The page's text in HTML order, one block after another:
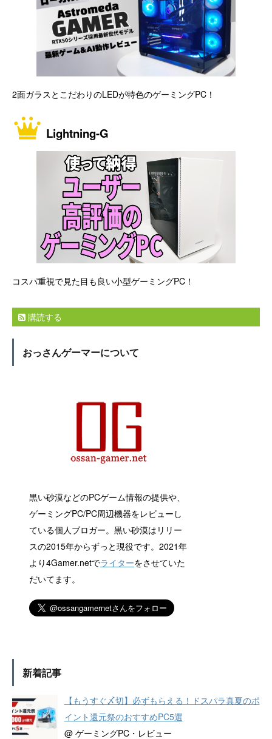
2面ガラスとこだわりのLEDが特色のゲーミングPC！
Lightning-G
コスパ重視で見た目も良い小型ゲーミングPC！
購読する
おっさんゲーマーについて
黒い砂漠などのPCゲーム情報の提供や、
ゲーミングPC/PC周辺機器をレビューし
ている個人ブロガー。黒い砂漠はリリー
スの2015年からずっと現役です。2021年
より4Gamer.netでライターをさせていた
だいてます。
新着記事
【もうすぐ〆切】必ずもらえる！ドスパラ真夏のポ
イント還元祭のおすすめPC5選
@ ゲーミングPC・レビュー